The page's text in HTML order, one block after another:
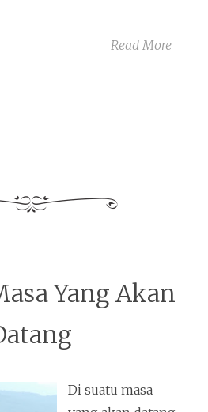
Read More
Yang Akan
Di suatu masa